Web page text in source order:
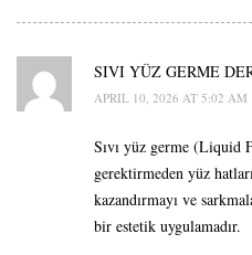
SIVI YÜZ GERME
APRIL 10, 2026 AT 5:02 AM
Sıvı yüz germe (Liquid
gerektirmeden yüz
kazandırmayı ve
bir estetik uygulamadır.